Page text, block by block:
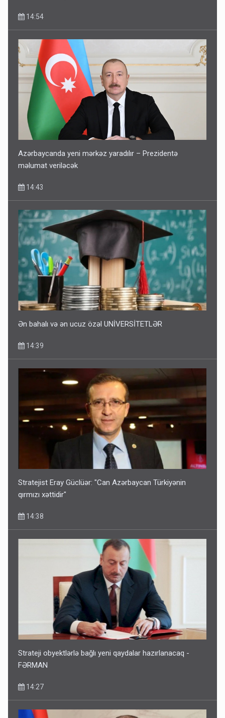
14:54
Azərbaycanda yeni mərkəz yaradılır – Prezidentə
məlumat veriləcək
14:43
Ən bahalı və ən ucuz özəl UNİVERSİTETLƏR
14:39
Stratejist Eray Güclüər: "Can Azərbaycan Türkiyənin
qırmızı xəttidir"
14:38
Strateji obyektlərlə bağlı yeni qaydalar hazırlanacaq -
FƏRMAN
14:27